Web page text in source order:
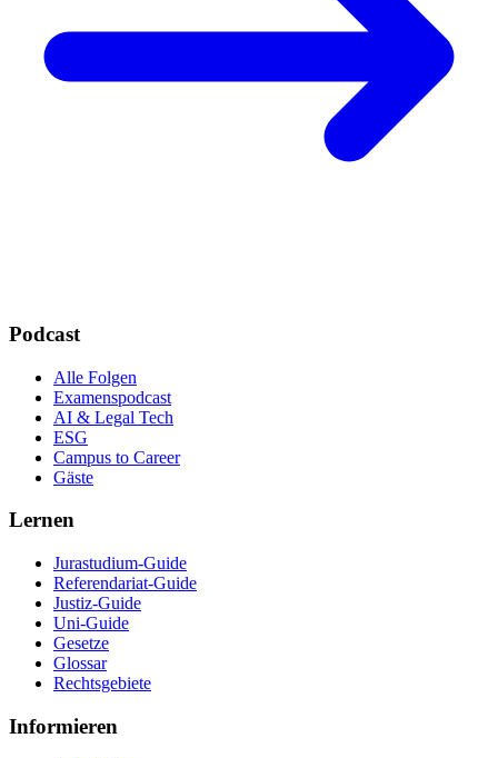
Podcast
Alle Folgen
Examenspodcast
AI & Legal Tech
ESG
Campus to Career
Gäste
Lernen
Jurastudium-Guide
Referendariat-Guide
Justiz-Guide
Uni-Guide
Gesetze
Glossar
Rechtsgebiete
Informieren